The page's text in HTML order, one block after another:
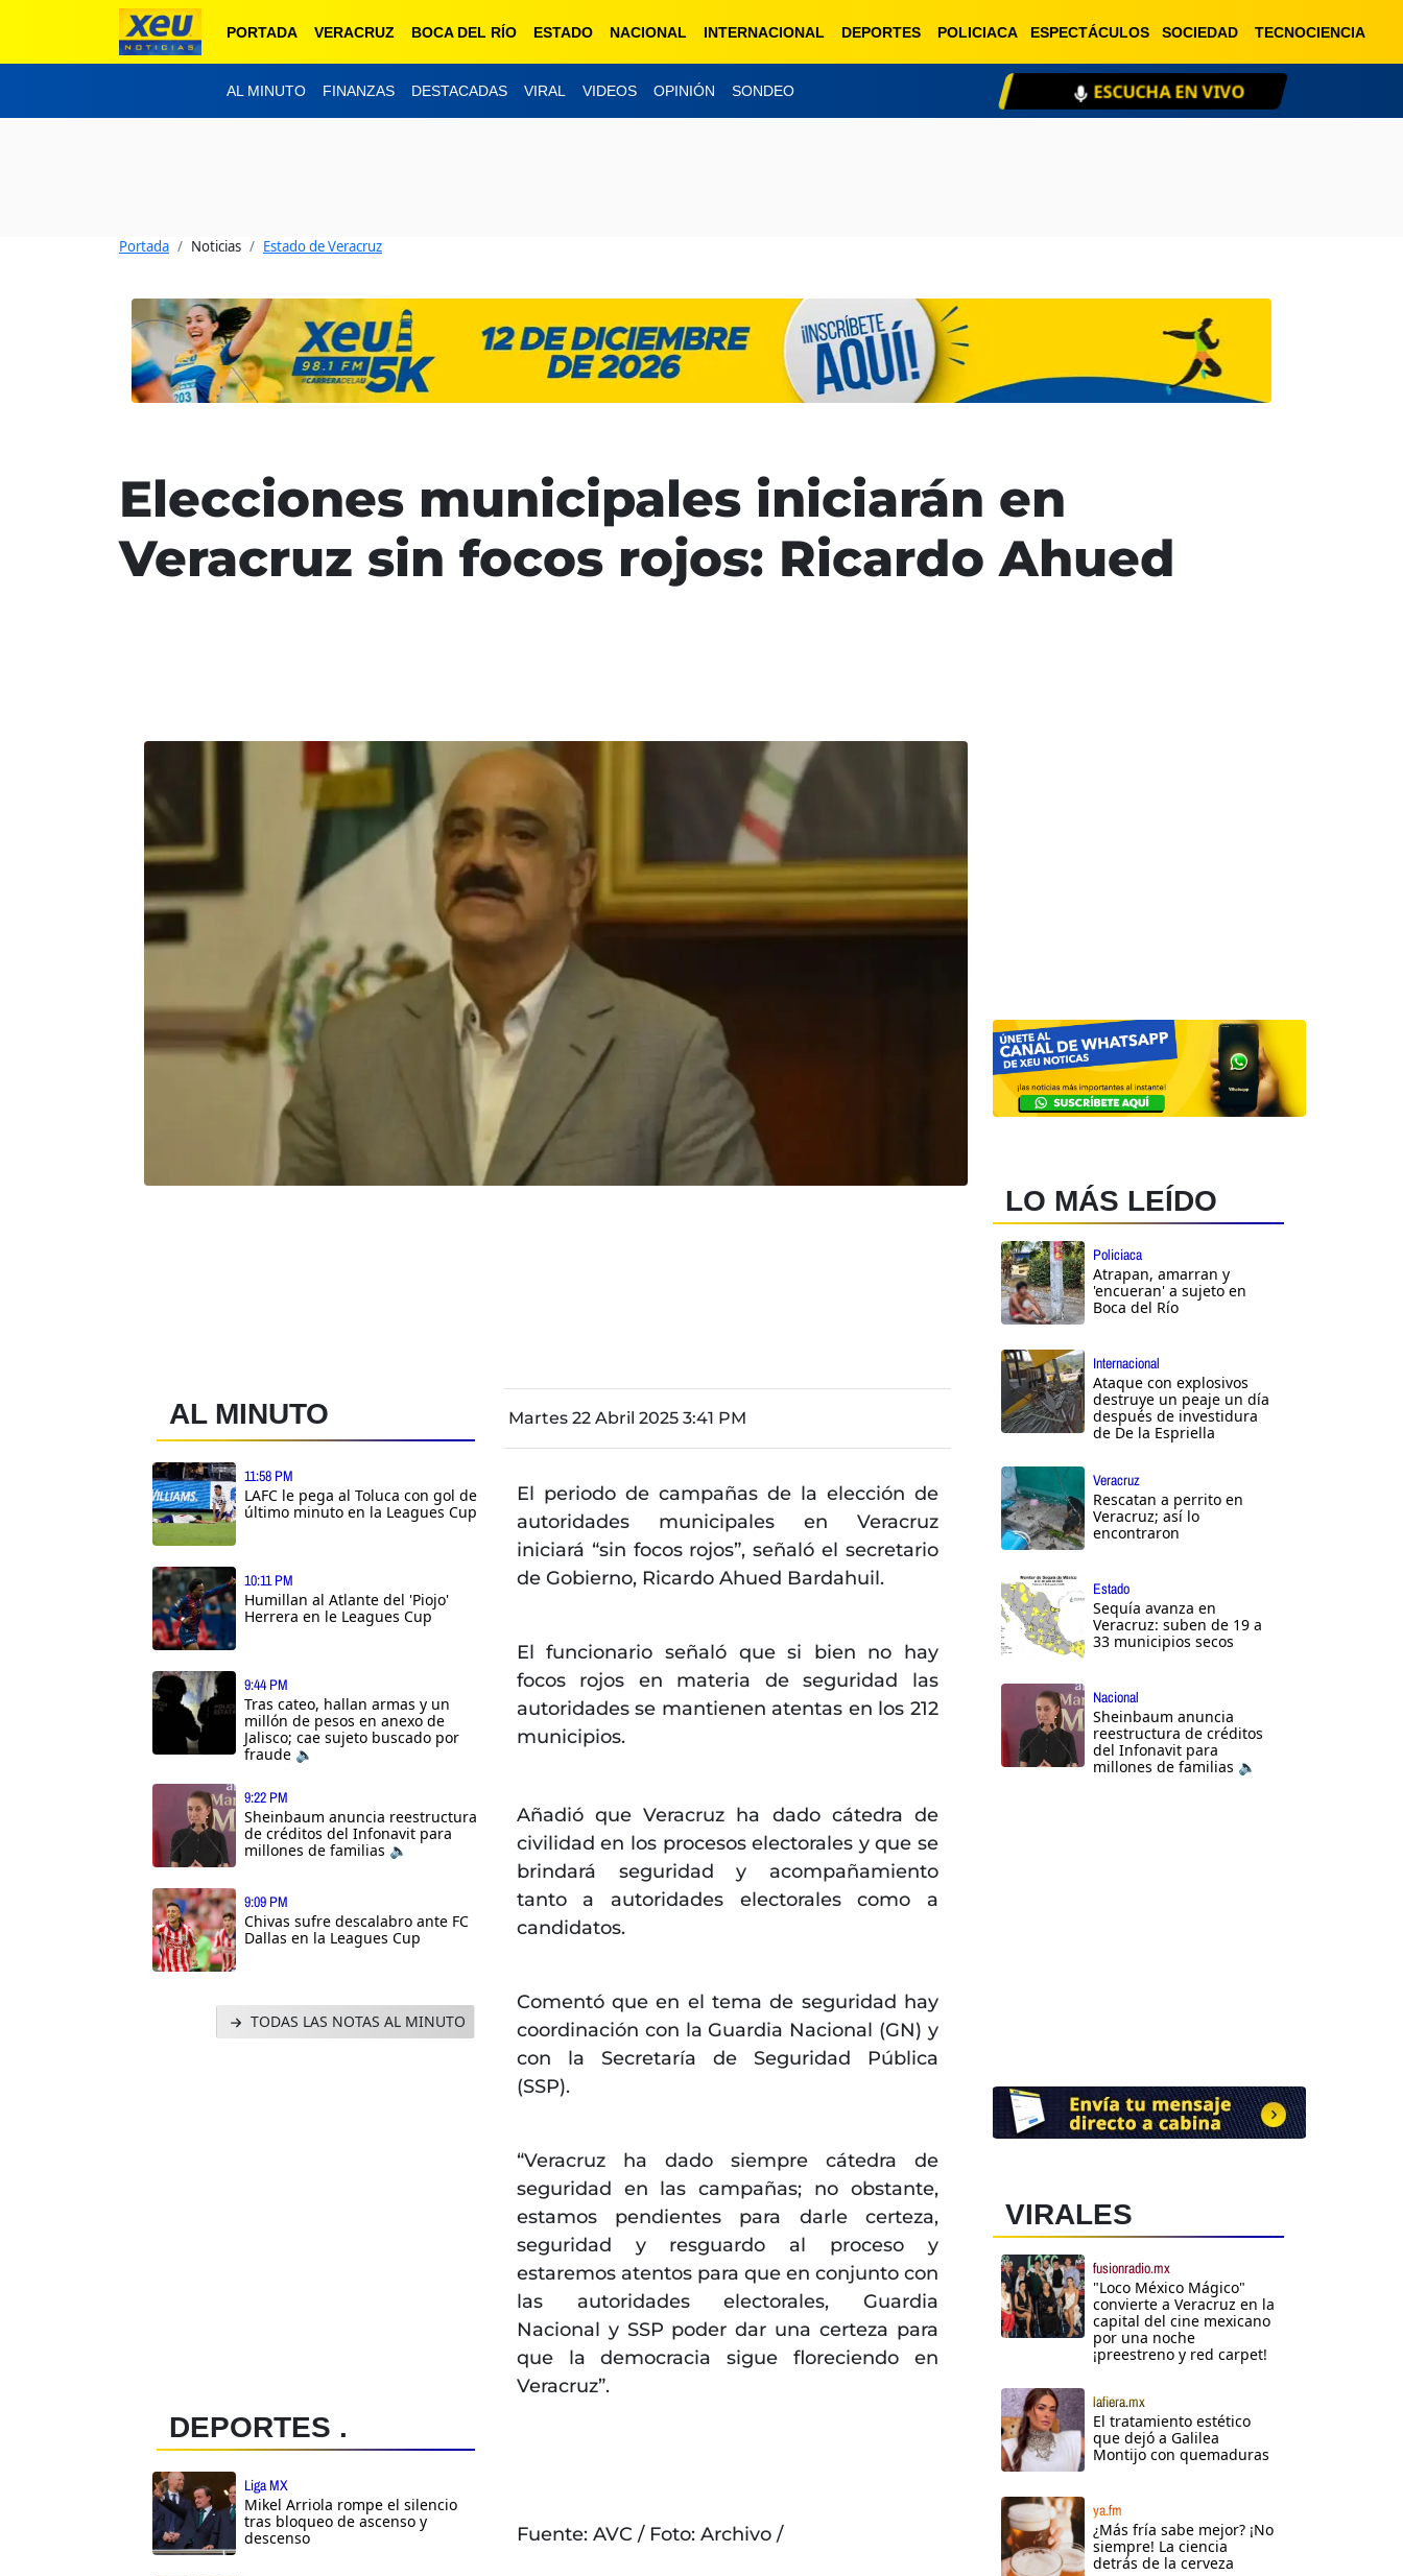
PORTADA VERACRUZ BOCA DEL RÍO ESTADO NACIONAL INTERNACIONAL DEPORTES POLICIACA ESPECTÁCULOS SOCIEDAD TECNOCIENCIA
AL MINUTO FINANZAS DESTACADAS VIRAL VIDEOS OPINIÓN SONDEO ESCUCHA EN VIVO
Portada Noticias Estado de Veracruz
Elecciones municipales iniciarán en
Veracruz sin focos rojos: Ricardo Ahued
AL MINUTO
11:58 PM
LAFC le pega al Toluca con gol de
último minuto en la Leagues Cup
10:11 PM
Humillan al Atlante del 'Piojo'
Herrera en le Leagues Cup
9:44 PM
Tras cateo, hallan armas y un
millón de pesos en anexo de
Jalisco; cae sujeto buscado por
fraude 🔈
9:22 PM
Sheinbaum anuncia reestructura
de créditos del Infonavit para
millones de familias 🔈
9:09 PM
Chivas sufre descalabro ante FC
Dallas en la Leagues Cup
TODAS LAS NOTAS AL MINUTO
DEPORTES .
Liga MX
Mikel Arriola rompe el silencio
tras bloqueo de ascenso y
descenso
Martes 22 Abril 2025 3:41 PM
El periodo de campañas de la elección de
autoridades municipales en Veracruz
iniciará “sin focos rojos”, señaló el secretario
de Gobierno, Ricardo Ahued Bardahuil.
El funcionario señaló que si bien no hay
focos rojos en materia de seguridad las
autoridades se mantienen atentas en los 212
municipios.
Añadió que Veracruz ha dado cátedra de
civilidad en los procesos electorales y que se
brindará seguridad y acompañamiento
tanto a autoridades electorales como a
candidatos.
Comentó que en el tema de seguridad hay
coordinación con la Guardia Nacional (GN) y
con la Secretaría de Seguridad Pública
(SSP).
“Veracruz ha dado siempre cátedra de
seguridad en las campañas; no obstante,
estamos pendientes para darle certeza,
seguridad y resguardo al proceso y
estaremos atentos para que en conjunto con
las autoridades electorales, Guardia
Nacional y SSP poder dar una certeza para
que la democracia sigue floreciendo en
Veracruz”.
Fuente: AVC / Foto: Archivo /
LO MÁS LEÍDO
Policiaca
Atrapan, amarran y
'encueran' a sujeto en
Boca del Río
Internacional
Ataque con explosivos
destruye un peaje un día
después de investidura
de De la Espriella
Veracruz
Rescatan a perrito en
Veracruz; así lo
encontraron
Estado
Sequía avanza en
Veracruz: suben de 19 a
33 municipios secos
Nacional
Sheinbaum anuncia
reestructura de créditos
del Infonavit para
millones de familias 🔈
VIRALES
fusionradio.mx
"Loco México Mágico"
convierte a Veracruz en la
capital del cine mexicano
por una noche
¡preestreno y red carpet!
lafiera.mx
El tratamiento estético
que dejó a Galilea
Montijo con quemaduras
ya.fm
¿Más fría sabe mejor? ¡No
siempre! La ciencia
detrás de la cerveza